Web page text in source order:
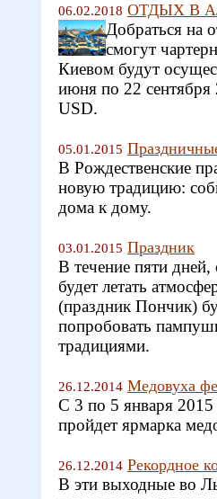
06.02.2018 ОТДЫХ В
Добраться на
смогут
Киевом будут
июня по 22 сентября
USD.
05.01.2015
В Рождественские
новую традицию:
дома к дому.
03.01.2015 Праздник
В течение пяти
будет летать
(праздник Пончик)
попробовать
традициями.
26.12.2014 Медовуха
С 3 по 5 января 2015
пройдет ярмарка
26.12.2014 Рекордное
В эти выходные во